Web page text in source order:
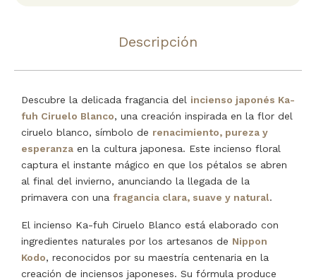
Descripción
Descubre la delicada fragancia del incienso japonés Ka-
fuh Ciruelo Blanco, una creación inspirada en la flor del
ciruelo blanco, símbolo de renacimiento, pureza y
esperanza en la cultura japonesa. Este incienso floral
captura el instante mágico en que los pétalos se abren
al final del invierno, anunciando la llegada de la
primavera con una fragancia clara, suave y natural.
El incienso Ka-fuh Ciruelo Blanco está elaborado con
ingredientes naturales por los artesanos de Nippon
Kodo, reconocidos por su maestría centenaria en la
creación de inciensos japoneses. Su fórmula produce